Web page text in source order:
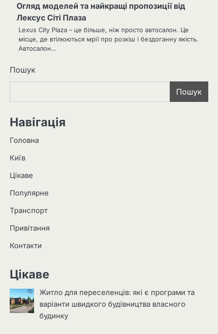
Огляд моделей та найкращі пропозиції від
Лексус Сіті Плаза
Lexus City Plaza – це більше, ніж просто автосалон. Це
місце, де втілюються мрії про розкіш і бездоганну якість.
Автосалон…
Пошук
Пошук
Навігація
Головна
Київ
Цікаве
Популярне
Транспорт
Привітання
Контакти
Цікаве
Житло для переселенців: які є програми та
варіанти швидкого будівництва власного
будинку